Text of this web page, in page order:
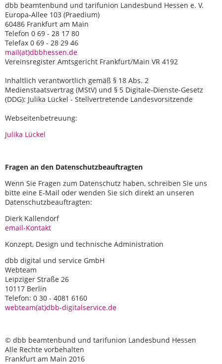
dbb beamtenbund und tarifunion Landesbund Hessen e. V.
Europa-Allee 103 (Praedium)
60486 Frankfurt am Main
Telefon 0 69 - 28 17 80
Telefax 0 69 - 28 29 46
mail(at)dbbhessen.de
Vereinsregister Amtsgericht Frankfurt/Main VR 4192
Inhaltlich verantwortlich gemäß § 18 Abs. 2
Medienstaatsvertrag (MStV) und § 5 Digitale-Dienste-Gesetz
(DDG): Julika Lückel - Stellvertretende Landesvorsitzende
Webseitenbetreuung:
Julika Lückel
Fragen an den Datenschutzbeauftragten
Wenn Sie Fragen zum Datenschutz haben, schreiben Sie uns
bitte eine E-Mail oder wenden Sie sich direkt an unseren
Datenschutzbeauftragten:
Dierk Kallendorf
email-Kontakt
Konzept, Design und technische Administration
dbb digital und service GmbH
Webteam
Leipziger Straße 26
10117 Berlin
Telefon: 0 30 - 4081 6160
webteam(at)dbb-digitalservice.de
© dbb beamtenbund und tarifunion Landesbund Hessen
Alle Rechte vorbehalten
Frankfurt am Main 2016